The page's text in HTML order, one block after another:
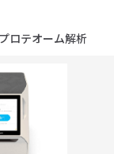
ロテオーム解析